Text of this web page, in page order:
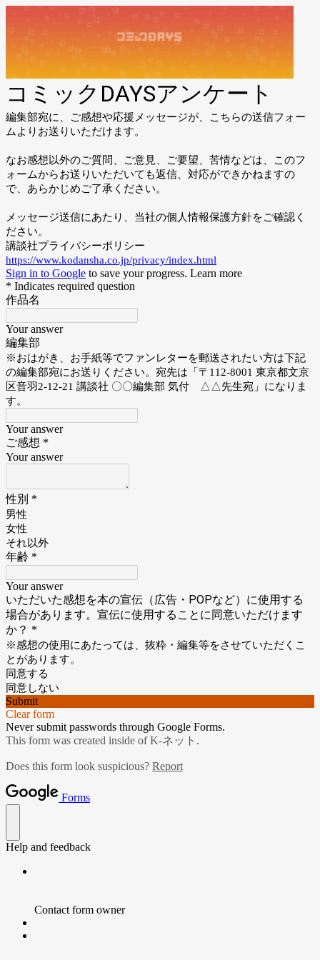
コミックDAYSアンケート
編集部宛に、ご感想や応援メッセージが、こちらの送信フォー
ムよりお送りいただけます。
なお感想以外のご質問、ご意見、ご要望、苦情などは、このフ
ォームからお送りいただいても返信、対応ができかねますの
で、あらかじめご了承ください。
メッセージ送信にあたり、当社の個人情報保護方針をご確認く
ださい。
講談社プライバシーポリシー
https://www.kodansha.co.jp/privacy/index.html
Sign in to Google to save your progress. Learn more
* Indicates required question
作品名
Your answer
編集部
※おはがき、お手紙等でファンレターを郵送されたい方は下記
の編集部宛にお送りください。宛先は「〒112-8001 東京都文京
区音羽2-12-21 講談社 〇〇編集部 気付 △△先生宛」になりま
す。
Your answer
ご感想 *
Your answer
性別 *
男性
女性
それ以外
年齢 *
Your answer
いただいた感想を本の宣伝（広告・POPなど）に使用する
場合があります。宣伝に使用することに同意いただけます
か？ *
※感想の使用にあたっては、抜粋・編集等をさせていただくこ
とがあります。
同意する
同意しない
Submit
Clear form
Never submit passwords through Google Forms.
This form was created inside of K-ネット.
Does this form look suspicious? Report
Forms
Help and feedback
Contact form owner